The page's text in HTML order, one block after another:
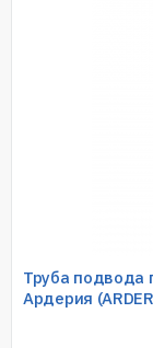
Труба подвода
Ардерия